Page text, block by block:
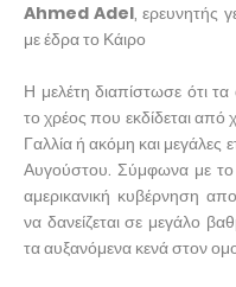
Ahmed Adel, ερευνητής
με έδρα το Κάιρο
Η μελέτη διαπίστωσε ότι τα
το χρέος που εκδίδεται
Γαλλία ή ακόμη και μεγάλες
Αυγούστου. Σύμφωνα με
αμερικανική κυβέρνηση
να δανείζεται σε μεγάλο
τα αυξανόμενα κενά στον